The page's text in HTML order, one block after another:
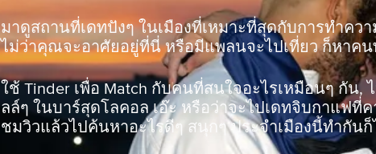
มาดูสถานที่เดทปังๆ ในเมืองที่เหมาะที่สุดกับการทำคว
ไม่ว่าคุณจะอาศัยอยู่ที่นี่ หรือมีแพลนจะไปเที่ยว ก็หาค
ใช้ Tinder เพื่อ Match กับคนที่สนใจอะไรเหมือนๆ กัน
ลล์ๆ ในบาร์สุดโลคอล เอ๊ะ หรือว่าจะไปเดทจิบกาแฟที่
ชมวิวแล้วไปค้นหาอะไรดีๆ สนุกๆ ประจำเมืองนี้ทำกันก็